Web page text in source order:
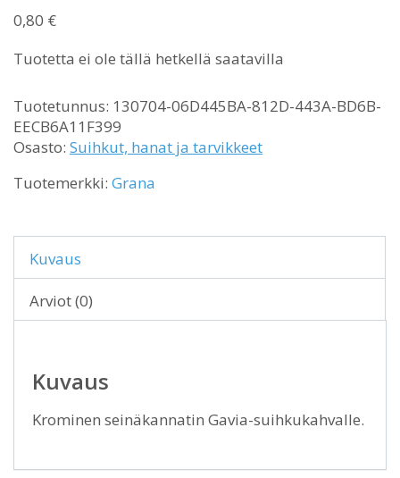
0,80 €
Tuotetta ei ole tällä hetkellä saatavilla
Tuotetunnus: 130704-06D445BA-812D-443A-BD6B-
EECB6A11F399
Osasto: Suihkut, hanat ja tarvikkeet
Tuotemerkki: Grana
Kuvaus
Arviot (0)
Kuvaus
Krominen seinäkannatin Gavia-suihkukahvalle.